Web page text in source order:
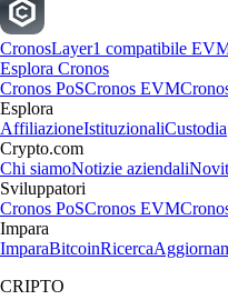
CronosLayer1 compatibile
Esplora Cronos
Cronos PoSCronos EVM
Esplora
AffiliazioneIstituzionaliCustodia
Crypto.com
Chi siamoNotizie aziendali
Sviluppatori
Cronos PoSCronos EVM
Impara
ImparaBitcoinRicerca
CRIPTO